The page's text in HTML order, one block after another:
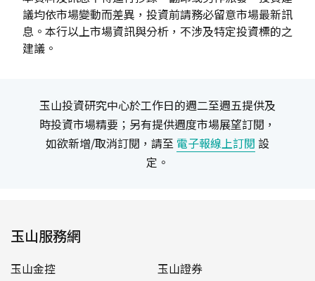
議均依市場變動而差異，投資前請務必留意市場最新訊
息。本行以上市場資訊與分析，不涉及特定投資標的之
建議。
玉山投資研究中心於工作日的週二至週五提供及
時投資市場精要；另有提供週度市場展望訂閱，
如欲新增/取消訂閱，請至 電子報線上訂閱 設
定。
玉山服務網
玉山金控
玉山證券